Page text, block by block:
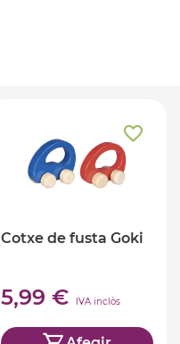
Cotxe de fusta Goki
5,99 € IVA inclòs